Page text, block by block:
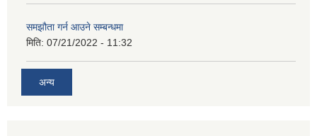
समझौता गर्न आउने सम्बन्धमा
मिति: 07/21/2022 - 11:32
अन्य